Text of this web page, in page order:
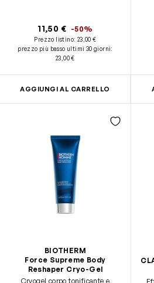
11,50 € -50%
Prezzo listino: 23,00 €
prezzo più basso ultimi 30 giorni:
23,00 €
AGGIUNGI AL CARRELLO
BIOTHERM
Force Supreme Body
Reshaper Cryo-Gel
Cryogel corpo tonificante e